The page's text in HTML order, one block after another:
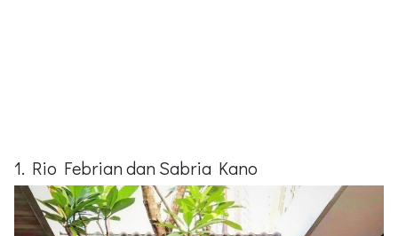
1. Rio Febrian dan Sabria Kano